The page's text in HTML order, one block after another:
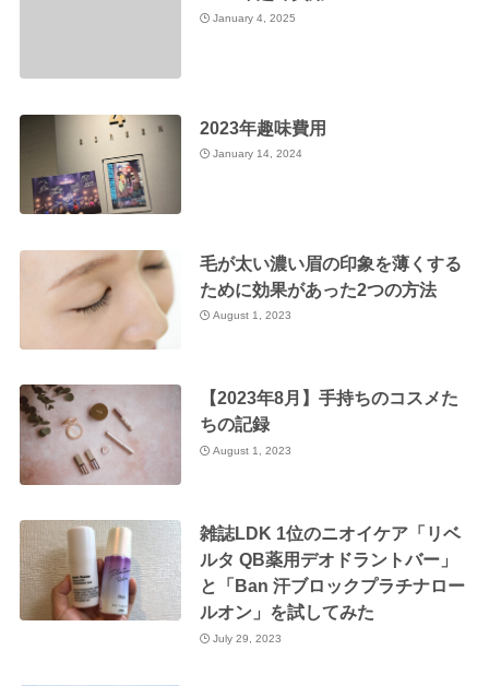
January 4, 2025
2023年趣味費用
January 14, 2024
毛が太い濃い眉の印象を薄くする
ために効果があった2つの方法
August 1, 2023
【2023年8月】手持ちのコスメた
ちの記録
August 1, 2023
雑誌LDK 1位のニオイケア「リベ
ルタ QB薬用デオドラントバー」
と「Ban 汗ブロックプラチナロー
ルオン」を試してみた
July 29, 2023